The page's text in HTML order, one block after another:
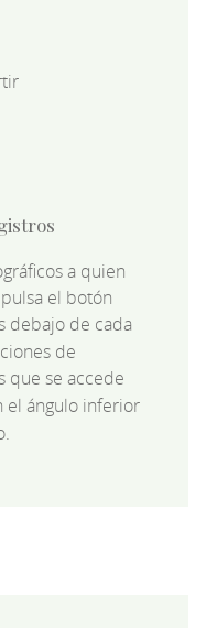
a quien
el botón
debajo de cada
de
que se accede
ángulo inferior